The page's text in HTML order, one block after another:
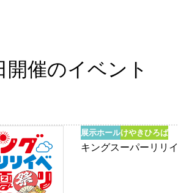
開催のイベント
展示ホールけやきひろば
キングスーパーリリ